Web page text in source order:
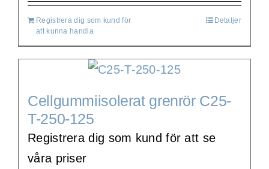
Registrera dig som kund för
att kunna handla
Detaljer
Cellgummiisolerat grenrör C25-
T-250-125
Registrera dig som kund för att se
våra priser